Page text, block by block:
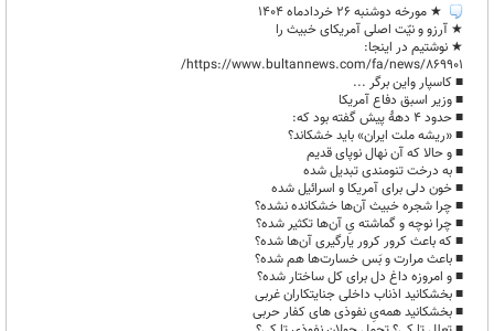
★ مورخه دوشنبه ۲۶ خردادماه ۱۴۰۴
★ آرزو و نیّت اصلی آمریکای خبیث را
★ نوشتیم در اینجا:
https://www.bultannews.com/fa/news/869901/
■ کاسپار واین برگر ...
■ وزیر اسبق دفاع آمریکا
■ حدود 4 دههٔ پیش گفته بود که:
■ «ریشه ملت ایران» باید خشکاند؟
■ و حالا که آن نهال نوپای قدیم
■ به درخت تنومندی تبديل شده
■ خون دلی برای آمریکا و اسرائیل شده
■ چرا شجره خبیث آن‌ها خشکانده نشده؟
■ چرا نوچه و گماشته یِ آن‌ها تکثیر شده؟
■ که باعث کرور کرور یارگیری آن‌ها شده؟
■ باعث مرارت و بَس خسارت‌ها هم شده؟
■ و امروزه داغ دل برای کل ساختار شده؟
■ بخشکانید اذناب داخلی جنایتکاران غربی
■ بخشکانید همه‌یِ نفوذی های کفار حربی